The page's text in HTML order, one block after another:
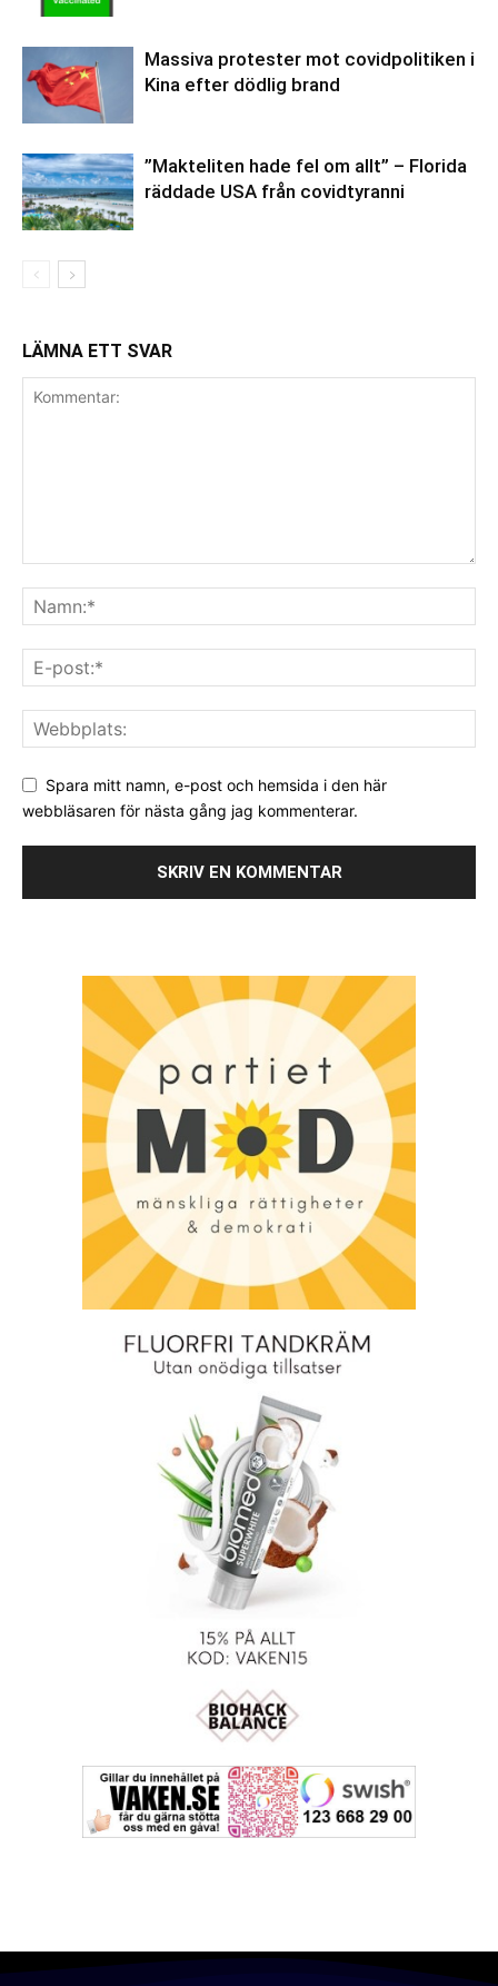
Massiva protester mot covidpolitiken i
Kina efter dödlig brand
”Makteliten hade fel om allt” – Florida
räddade USA från covidtyranni
LÄMNA ETT SVAR
Spara mitt namn, e-post och hemsida i den här
webbläsaren för nästa gång jag kommenterar.